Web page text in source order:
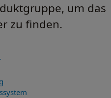
um das
zu finden.